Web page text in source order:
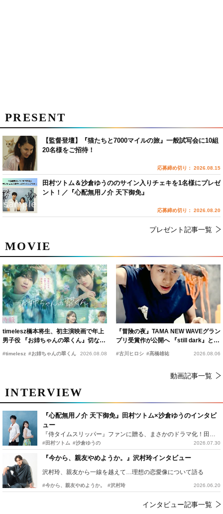
MOVIE
timelesz橋本将生、初主演映画で年上
男子役 『お姉ちゃんの翠くん』切ない
#timelesz #お姉ちゃんの翠くん 2026.08.08
『冒険の夜』TAMA NEW WAVEグラン
プリ受賞作が公開へ 『still dark』と同
#古川ヒロシ #髙橋雄祐 2026.08.06
動画記事一覧
INTERVIEW
『心配無用ノ介 天下御免』田村ツトム×沙倉ゆうのインタビ
ュー
『侍タイムスリッパー』ファンに贈る、まさかのドラマ化！田村ツトム×沙倉ゆうのが語る『心配無用ノ介』撮影秘話
#田村ツトム #沙倉ゆうの 2026.07.30
『今から、親友やめようか。』沢村玲インタビュー
沢村玲、親友から一線を越えて…理想の恋愛像について語る
#今から、親友やめようか。 #沢村玲 2026.06.20
インタビュー記事一覧
PRESENT
【監督登壇】『猫たちと7000マイルの旅』一般試写会に10組
20名様をご招待！
応募締め切り： 2026.08.15
田村ツトム＆沙倉ゆうののサイン入りチェキを1名様にプレゼ
ント！／『心配無用ノ介 天下御免』
応募締め切り： 2026.08.20
プレゼント記事一覧